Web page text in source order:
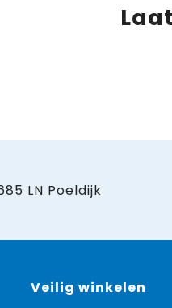
LN Poeldijk
Veilig winkelen